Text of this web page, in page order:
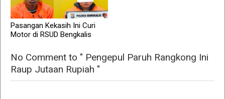
Pasangan Kekasih Ini Curi
Motor di RSUD Bengkalis
No Comment to " Pengepul Paruh Rangkong Ini
Raup Jutaan Rupiah "